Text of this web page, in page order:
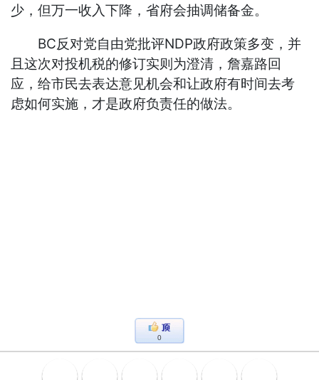
少，但万一收入下降，省府会抽调储备金。
BC反对党自由党批评NDP政府政策多变，并
且这次对投机税的修订实则为澄清，詹嘉路回
应，给市民去表达意见机会和让政府有时间去考
虑如何实施，才是政府负责任的做法。
0